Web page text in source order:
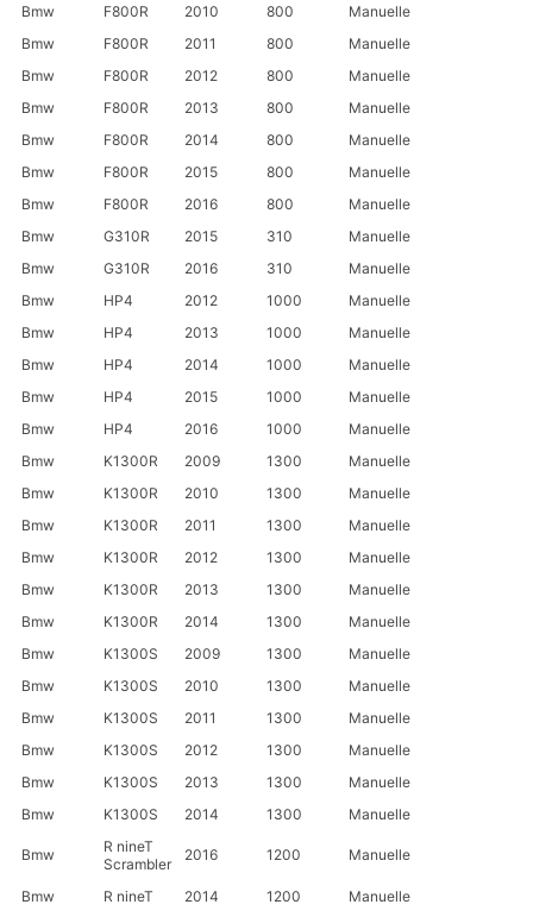
Bmw
F800R 2010 800
Manuelle
Bmw
F800R 2011 800
Manuelle
Bmw
F800R 2012 800
Manuelle
Bmw
F800R 2013 800
Manuelle
Bmw
F800R 2014 800
Manuelle
Bmw
F800R 2015 800
Manuelle
Bmw
F800R 2016 800
Manuelle
Bmw
G310R 2015 310
Manuelle
Bmw
G310R 2016 310
Manuelle
Bmw
HP4 2012 1000
Manuelle
Bmw
HP4 2013 1000
Manuelle
Bmw
HP4 2014 1000
Manuelle
Bmw
HP4 2015 1000
Manuelle
Bmw
HP4 2016 1000
Manuelle
Bmw
K1300R 2009 1300
Manuelle
Bmw
K1300R 2010 1300
Manuelle
Bmw
K1300R 2011 1300
Manuelle
Bmw
K1300R 2012 1300
Manuelle
Bmw
K1300R 2013 1300
Manuelle
Bmw
K1300R 2014 1300
Manuelle
Bmw
K1300S 2009 1300
Manuelle
Bmw
K1300S 2010 1300
Manuelle
Bmw
K1300S 2011 1300
Manuelle
Bmw
K1300S 2012 1300
Manuelle
Bmw
K1300S 2013 1300
Manuelle
Bmw
K1300S 2014 1300 Manuelle
Bmw
R nineT
Scrambler
2016 1200 Manuelle
Bmw R nineT 2014 1200
Manuelle